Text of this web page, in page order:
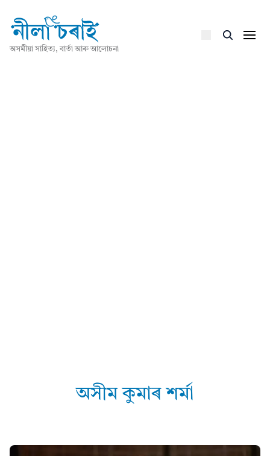
অসমীয়া সাহিত্য, বাৰ্তা আৰু আলোচনা
অসীম কুমাৰ শৰ্মা